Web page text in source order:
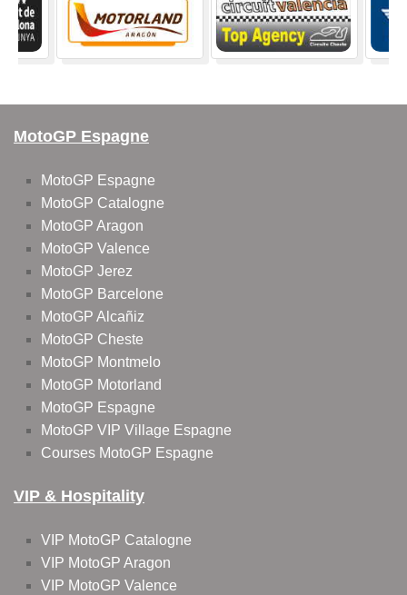
MotoGP Espagne
MotoGP Espagne
MotoGP Catalogne
MotoGP Aragon
MotoGP Valence
MotoGP Jerez
MotoGP Barcelone
MotoGP Alcañiz
MotoGP Cheste
MotoGP Montmelo
MotoGP Motorland
MotoGP Espagne
MotoGP VIP Village Espagne
Courses MotoGP Espagne
VIP & Hospitality
VIP MotoGP Catalogne
VIP MotoGP Aragon
VIP MotoGP Valence